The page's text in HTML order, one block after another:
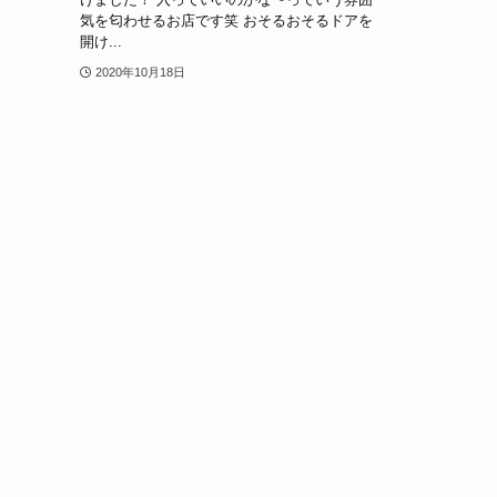
気を匂わせるお店です笑 おそるおそるドアを
開け...
2020年10月18日